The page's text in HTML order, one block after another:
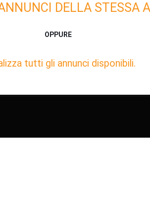
DELLA STESSA
OPPURE
tutti gli annunci disponibili.